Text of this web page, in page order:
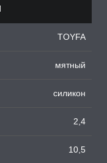
TOYFA
мятный
силикон
2,4
10,5